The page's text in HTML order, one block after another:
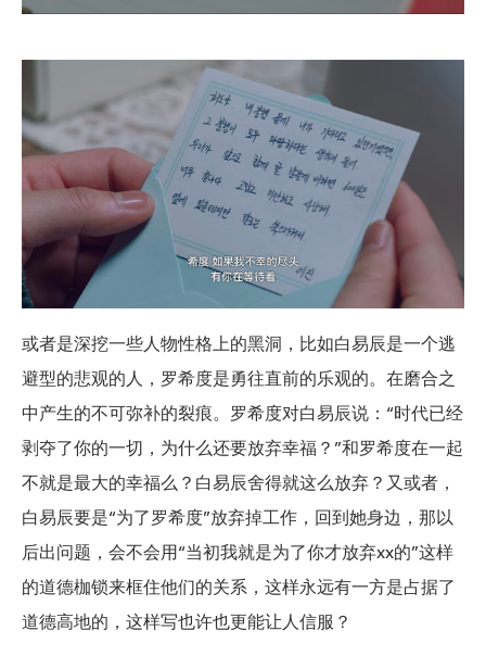
或者是深挖一些人物性格上的黑洞，比如白易辰是一个逃
避型的悲观的人，罗希度是勇往直前的乐观的。在磨合之
中产生的不可弥补的裂痕。罗希度对白易辰说：“时代已经
剥夺了你的一切，为什么还要放弃幸福？”和罗希度在一起
不就是最大的幸福么？白易辰舍得就这么放弃？又或者，
白易辰要是“为了罗希度”放弃掉工作，回到她身边，那以
后出问题，会不会用“当初我就是为了你才放弃xx的”这样
的道德枷锁来框住他们的关系，这样永远有一方是占据了
道德高地的，这样写也许也更能让人信服？